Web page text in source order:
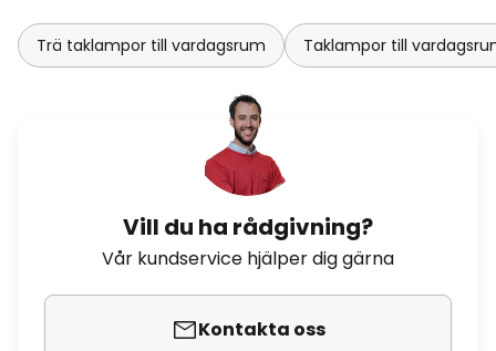
Trä taklampor till vardagsrum Taklampor till
Vill du ha rådgivning?
Vår kundservice hjälper dig gärna
Kontakta oss